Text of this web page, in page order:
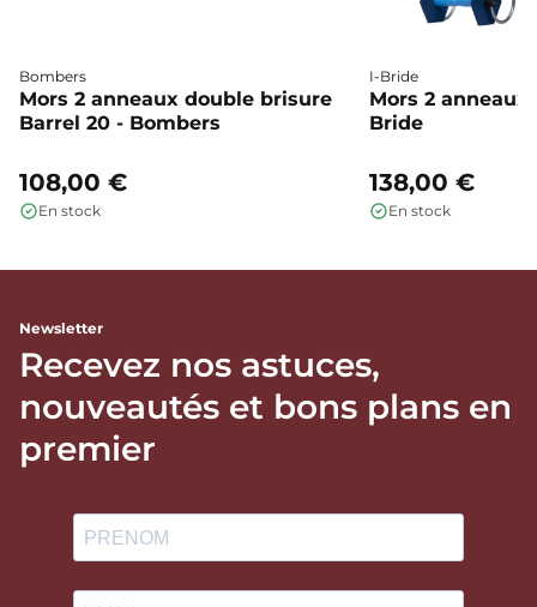
Bombers
Mors 2 anneaux double brisure
Barrel 20 - Bombers
108,00 €
En stock
I-Bride
Mors 2
Bride
138,00 €
En stock
Newsletter
Recevez nos astuces,
nouveautés et bons plans en
premier